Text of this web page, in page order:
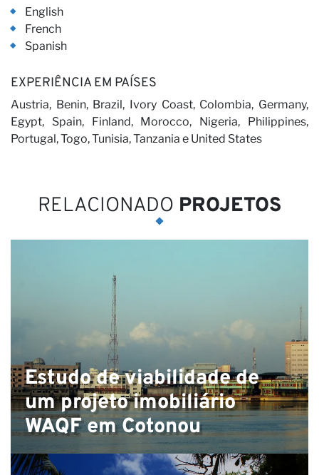
English
French
Spanish
EXPERIÊNCIA EM PAÍSES
Austria, Benin, Brazil, Ivory Coast, Colombia, Germany,
Egypt, Spain, Finland, Morocco, Nigeria, Philippines,
Portugal, Togo, Tunisia, Tanzania e United States
RELACIONADO PROJETOS
Estudo de viabilidade de
um projeto imobiliário
WAQF em Cotonou